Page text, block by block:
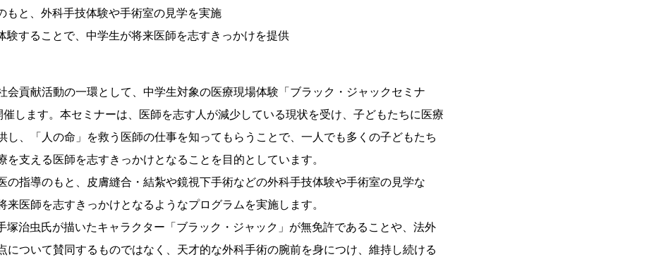
もと、外科手技体験や手術室の見学を実施
することで、中学生が将来医師を志すきっかけを提供
会貢献活動の一環として、中学生対象の医療現場体験「ブラック・ジャックセミナ
します。本セミナーは、医師を志す人が減少している現状を受け、子どもたちに医療
し、「人の命」を救う医師の仕事を知ってもらうことで、一人でも多くの子どもたち
を支える医師を志すきっかけとなることを目的としています。
の指導のもと、皮膚縫合・結紮や鏡視下手術などの外科手技体験や手術室の見学な
来医師を志すきっかけとなるようなプログラムを実施します。
塚治虫氏が描いたキャラクター「ブラック・ジャック」が無免許であることや、法外
について賛同するものではなく、天才的な外科手術の腕前を身につけ、維持し続ける